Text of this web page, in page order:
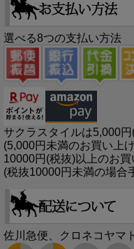
選べる8つの支払い方法
サクラスタイルは5,000
(5,000円未満のお買い上
10000円(税抜)以上のお
(税抜10000円未満の場合
佐川急便、クロネコヤマ